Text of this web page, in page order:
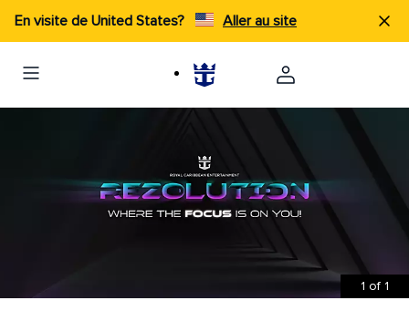
En visite de United States? Aller au site
1 of 1